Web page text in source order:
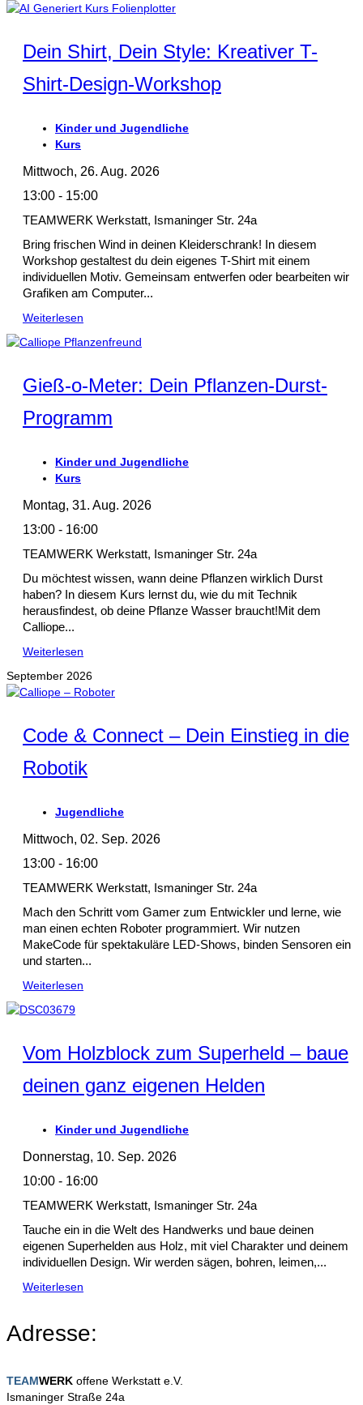
Dein Shirt, Dein Style: Kreativer T-
Shirt-Design-Workshop
Kinder und Jugendliche
Kurs
Mittwoch, 26. Aug. 2026
13:00 - 15:00
TEAMWERK Werkstatt, Ismaninger Str. 24a
Bring frischen Wind in deinen Kleiderschrank! In diesem
Workshop gestaltest du dein eigenes T-Shirt mit einem
individuellen Motiv. Gemeinsam entwerfen oder bearbeiten wir
Grafiken am Computer...
Weiterlesen
Gieß-o-Meter: Dein Pflanzen-Durst-
Programm
Kinder und Jugendliche
Kurs
Montag, 31. Aug. 2026
13:00 - 16:00
TEAMWERK Werkstatt, Ismaninger Str. 24a
Du möchtest wissen, wann deine Pflanzen wirklich Durst
haben? In diesem Kurs lernst du, wie du mit Technik
herausfindest, ob deine Pflanze Wasser braucht!Mit dem
Calliope...
Weiterlesen
September 2026
Code & Connect – Dein Einstieg in die
Robotik
Jugendliche
Mittwoch, 02. Sep. 2026
13:00 - 16:00
TEAMWERK Werkstatt, Ismaninger Str. 24a
Mach den Schritt vom Gamer zum Entwickler und lerne, wie
man einen echten Roboter programmiert. Wir nutzen
MakeCode für spektakuläre LED-Shows, binden Sensoren ein
und starten...
Weiterlesen
Vom Holzblock zum Superheld – baue
deinen ganz eigenen Helden
Kinder und Jugendliche
Donnerstag, 10. Sep. 2026
10:00 - 16:00
TEAMWERK Werkstatt, Ismaninger Str. 24a
Tauche ein in die Welt des Handwerks und baue deinen
eigenen Superhelden aus Holz, mit viel Charakter und deinem
individuellen Design. Wir werden sägen, bohren, leimen,...
Weiterlesen
Adresse:
TEAMWERK offene Werkstatt e.V.
Ismaninger Straße 24a